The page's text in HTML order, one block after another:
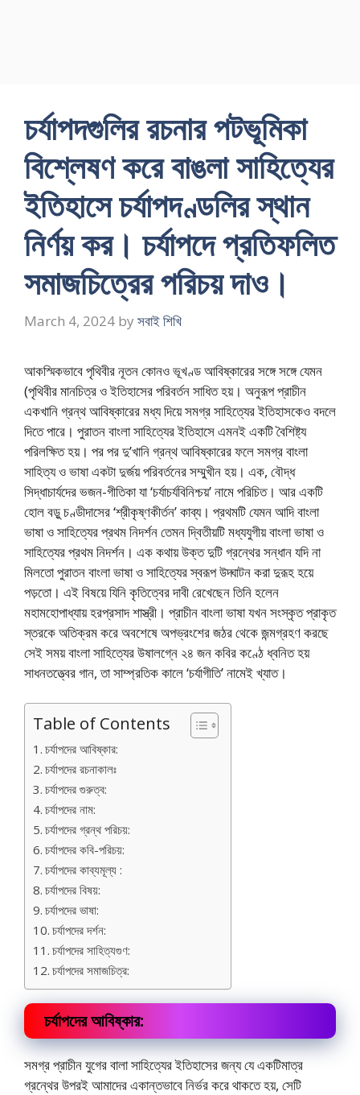
চর্যাপদগুলির রচনার পটভূমিকা
বিশ্লেষণ করে বাঙলা সাহিত্যের
ইতিহাসে চর্যাপদণ্ডলির স্থান
নির্ণয় কর। চর্যাপদে প্রতিফলিত
সমাজচিত্রের পরিচয় দাও।
March 4, 2024 by সবাই শিখি
আকস্মিকভাবে পৃথিবীর নূতন কোনও ভূখণ্ড আবিষ্কারের সঙ্গে সঙ্গে যেমন
(পৃথিবীর মানচিত্র ও ইতিহাসের পরিবর্তন সাধিত হয়। অনুরূপ প্রাচীন
একখানি গ্রন্থ আবিষ্কারের মধ্য দিয়ে সমগ্র সাহিত্যের ইতিহাসকেও বদলে
দিতে পারে। পুরাতন বাংলা সাহিত্যের ইতিহাসে এমনই একটি বৈশিষ্ট্য
পরিলক্ষিত হয়। পর পর দু’খানি গ্রন্থ আবিষ্কারের ফলে সমগ্র বাংলা
সাহিত্য ও ভাষা একটা দুর্জয় পরিবর্তনের সম্মুখীন হয়। এক, বৌদ্ধ
সিদ্ধাচার্যদের ভজন-গীতিকা যা ‘চর্যাচর্যবিনিশ্চয়’ নামে পরিচিত। আর একটি
হোল বড়ু চণ্ডীদাসের ‘শ্রীকৃষ্ণকীর্তন’ কাব্য। প্রথমটি যেমন আদি বাংলা
ভাষা ও সাহিত্যের প্রথম নিদর্শন তেমন দ্বিতীয়টি মধ্যযুগীয় বাংলা ভাষা ও
সাহিত্যের প্রথম নিদর্শন। এক কথায় উক্ত দুটি গ্রন্থের সন্ধান যদি না
মিলতো পুরাতন বাংলা ভাষা ও সাহিত্যের স্বরূপ উদ্ঘাটন করা দুরূহ হয়ে
পড়তো। এই বিষয়ে যিনি কৃতিত্বের দাবী রেখেছেন তিনি হলেন
মহামহোপাধ্যায় হরপ্রসাদ শাস্ত্রী। প্রাচীন বাংলা ভাষা যখন সংস্কৃত প্রাকৃত
স্তরকে অতিক্রম করে অবশেষে অপভ্রংশের জঠর থেকে জন্মগ্রহণ করছে
সেই সময় বাংলা সাহিত্যের উষালগ্নে ২৪ জন কবির কণ্ঠে ধ্বনিত হয়
সাধনতত্ত্বের গান, তা সাম্প্রতিক কালে ‘চর্যাগীতি’ নামেই খ্যাত।
Table of Contents
চর্যাপদের আবিষ্কার:
চর্যাপদের রচনাকালঃ
চর্যাপদের গুরুত্ব:
চর্যাপদের নাম:
চর্যাপদের গ্রন্থ পরিচয়:
চর্যাপদের কবি-পরিচয়:
চর্যাপদের কাব্যমূল্য :
চর্যাপদের বিষয়:
চর্যাপদের ভাষা:
চর্যাপদের দর্শন:
চর্যাপদের সাহিত্যগুণ:
চর্যাপদের সমাজচিত্র:
চর্যাপদের আবিষ্কার:
সমগ্র প্রাচীন যুগের বালা সাহিত্যের ইতিহাসের জন্য যে একটিমাত্র
গ্রন্থের উপরই আমাদের একান্তভাবে নির্ভর করে থাকতে হয়, সেটি